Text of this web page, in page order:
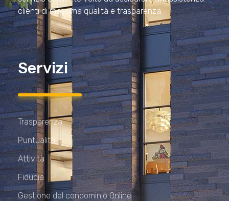
clienti di massima qualità e trasparenza.
Servizi
Trasparenza
Puntualità
Attività
Fiducia
Gestione del condominio Online